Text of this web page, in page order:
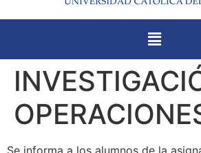
Se informa a los alumnos de la